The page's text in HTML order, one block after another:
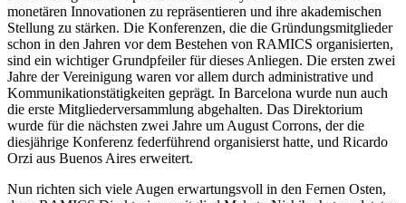
monetären Innovationen zu repräsentieren und ihre akademischen
Stellung zu stärken. Die Konferenzen, die die Gründungsmitglieder
schon in den Jahren vor dem Bestehen von RAMICS organisierten,
sind ein wichtiger Grundpfeiler für dieses Anliegen. Die ersten zwei
Jahre der Vereinigung waren vor allem durch administrative und
Kommunikationstätigkeiten geprägt. In Barcelona wurde nun auch
die erste Mitgliederversammlung abgehalten. Das Direktorium
wurde für die nächsten zwei Jahre um August Corrons, der die
diesjährige Konferenz federführend organisierst hatte, und Ricardo
Orzi aus Buenos Aires erweitert.
Nun richten sich viele Augen erwartungsvoll in den Fernen Osten,